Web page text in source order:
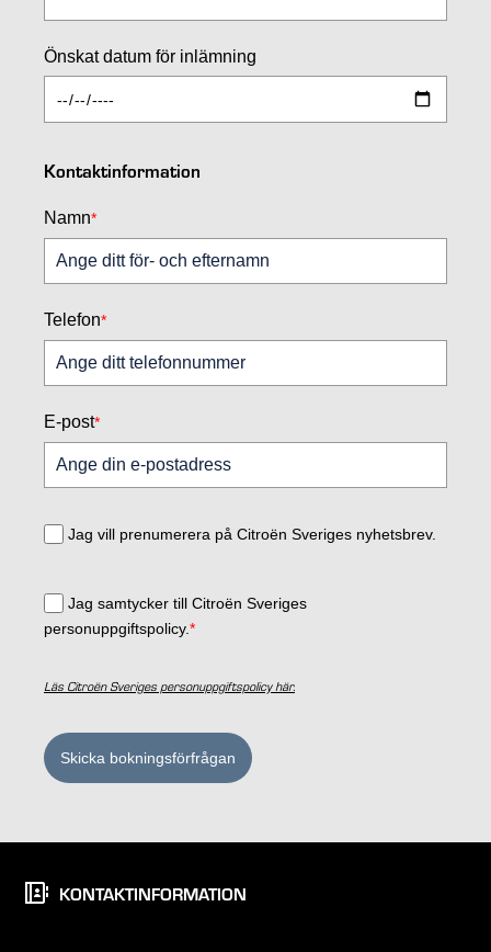
Önskat datum för inlämning
Kontaktinformation
Namn*
Telefon*
E-post*
Jag vill prenumerera på Citroën Sveriges nyhetsbrev.
Jag samtycker till Citroën Sveriges
personuppgiftspolicy.*
Läs Citroën Sveriges personuppgiftspolicy här.
Skicka bokningsförfrågan
KONTAKTINFORMATION